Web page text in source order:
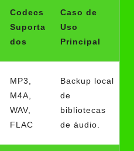
Codecs
Suporta
dos
Caso de
Uso
Principal
MP3,
M4A,
WAV,
FLAC
Backup local
de
bibliotecas
de áudio.